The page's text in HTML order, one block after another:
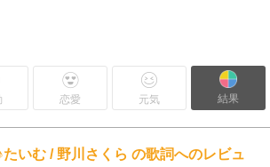
恋愛 元気 結果
たいむ / 野川さくら の歌詞へのレビュ